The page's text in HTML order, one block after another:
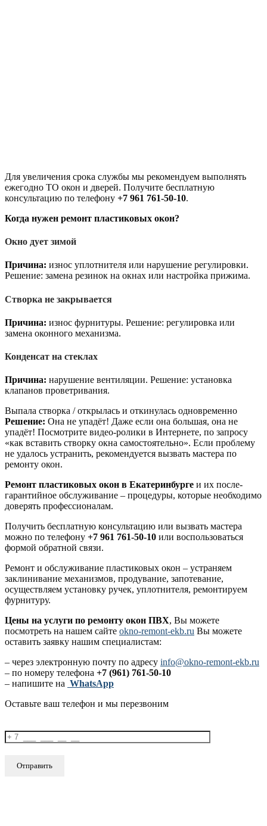
Для увеличения срока службы мы рекомендуем выполнять
ежегодно ТО окон и дверей. Получите бесплатную
консультацию по телефону +7 961 761-50-10.
Когда нужен ремонт пластиковых окон?
Окно дует зимой
Причина: износ уплотнителя или нарушение регулировки.
Решение: замена резинок на окнах или настройка прижима.
Створка не закрывается
Причина: износ фурнитуры. Решение: регулировка или
замена оконного механизма.
Конденсат на стеклах
Причина: нарушение вентиляции. Решение: установка
клапанов проветривания.
Выпала створка / открылась и откинулась одновременно
Решение: Она не упадёт! Даже если она большая, она не
упадёт! Посмотрите видео-ролики в Интернете, по запросу
«как вставить створку окна самостоятельно». Если проблему
не удалось устранить, рекомендуется вызвать мастера по
ремонту окон.
Ремонт пластиковых окон в Екатеринбурге и их после-
гарантийное обслуживание – процедуры, которые необходимо
доверять профессионалам.
Получить бесплатную консультацию или вызвать мастера
можно по телефону +7 961 761-50-10 или воспользоваться
формой обратной связи.
Ремонт и обслуживание пластиковых окон – устраняем
заклинивание механизмов, продувание, запотевание,
осуществляем установку ручек, уплотнителя, ремонтируем
фурнитуру.
Цены на услуги по ремонту окон ПВХ, Вы можете
посмотреть на нашем сайте okno-remont-ekb.ru Вы можете
оставить заявку нашим специалистам:
– через электронную почту по адресу info@okno-remont-ekb.ru
– по номеру телефона +7 (961) 761-50-10
– напишите на WhatsApp
Оставьте ваш телефон и мы перезвоним